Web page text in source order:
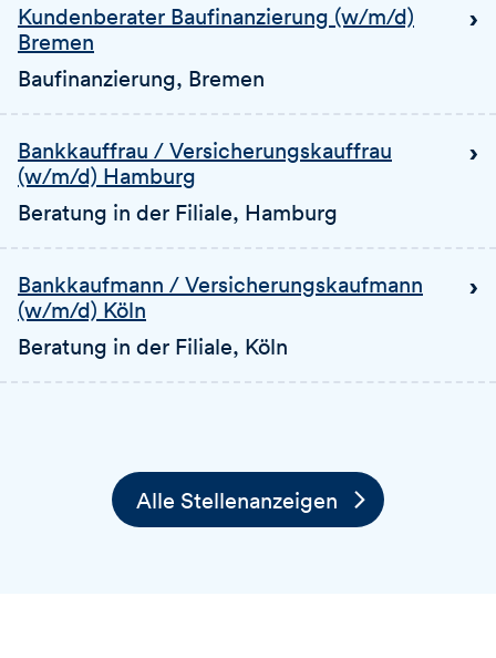
Kundenberater Baufinanzierung (w/m/d)
Bremen
Baufinanzierung, Bremen
Bankkauffrau / Versicherungskauffrau
(w/m/d) Hamburg
Beratung in der Filiale, Hamburg
Bankkaufmann / Versicherungskaufmann
(w/m/d) Köln
Beratung in der Filiale, Köln
Alle Stellenanzeigen